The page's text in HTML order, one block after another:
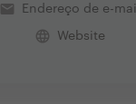
email Endereço de e-mail
language Website